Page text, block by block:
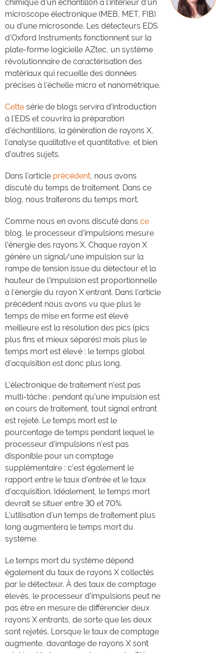
chimique d'un échantillon à l'intérieur d’un
microscope électronique (MEB, MET, FIB)
ou d’une microsonde. Les détecteurs EDS
d'Oxford Instruments fonctionnent sur la
plate-forme logicielle AZtec, un système
révolutionnaire de caractérisation des
matériaux qui recueille des données
précises à l'échelle micro et nanométrique.
Cette série de blogs servira d'introduction
à l'EDS et couvrira la préparation
d'échantillons, la génération de rayons X,
l'analyse qualitative et quantitative, et bien
d’autres sujets.
Dans l’article précédent, nous avons
discuté du temps de traitement. Dans ce
blog, nous traiterons du temps mort.
Comme nous en avons discuté dans ce
blog, le processeur d’impulsions mesure
l’énergie des rayons X. Chaque rayon X
génère un signal/une impulsion sur la
rampe de tension issue du détecteur et la
hauteur de l’impulsion est proportionnelle
à l'énergie du rayon X entrant. Dans l’article
précédent nous avons vu que plus le
temps de mise en forme est élevé
meilleure est la résolution des pics (pics
plus fins et mieux séparés) mais plus le
temps mort est élevé : le temps global
d’acquisition est donc plus long.
L’électronique de traitement n’est pas
multi-tâche : pendant qu’une impulsion est
en cours de traitement, tout signal entrant
est rejeté. Le temps mort est le
pourcentage de temps pendant lequel le
processeur d'impulsions n'est pas
disponible pour un comptage
supplémentaire : c’est également le
rapport entre le taux d'entrée et le taux
d'acquisition. Idéalement, le temps mort
devrait se situer entre 30 et 70%.
L'utilisation d'un temps de traitement plus
long augmentera le temps mort du
système.
Le temps mort du système dépend
également du taux de rayons X collectés
par le détecteur. À des taux de comptage
élevés, le processeur d'impulsions peut ne
pas être en mesure de différencier deux
rayons X entrants, de sorte que les deux
sont rejetés. Lorsque le taux de comptage
augmente, davantage de rayons X sont